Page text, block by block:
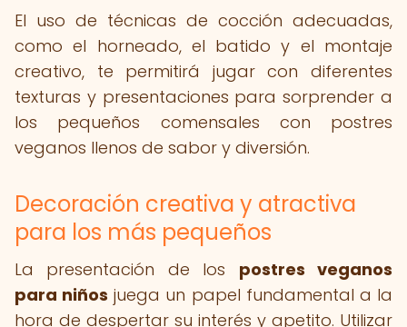
El uso de técnicas de cocción adecuadas,
como el horneado, el batido y el montaje
creativo, te permitirá jugar con diferentes
texturas y presentaciones para sorprender a
los pequeños comensales con postres
veganos llenos de sabor y diversión.
Decoración creativa y atractiva
para los más pequeños
La presentación de los postres veganos
para niños juega un papel fundamental a la
hora de despertar su interés y apetito. Utilizar